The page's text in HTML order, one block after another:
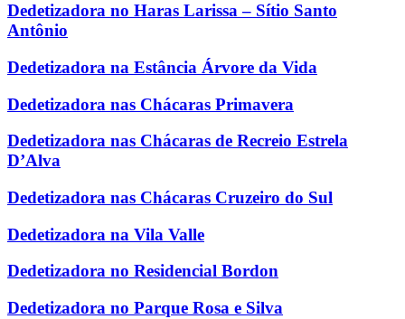
Dedetizadora no Haras Larissa – Sítio Santo
Antônio
Dedetizadora na Estância Árvore da Vida
Dedetizadora nas Chácaras Primavera
Dedetizadora nas Chácaras de Recreio Estrela
D’Alva
Dedetizadora nas Chácaras Cruzeiro do Sul
Dedetizadora na Vila Valle
Dedetizadora no Residencial Bordon
Dedetizadora no Parque Rosa e Silva